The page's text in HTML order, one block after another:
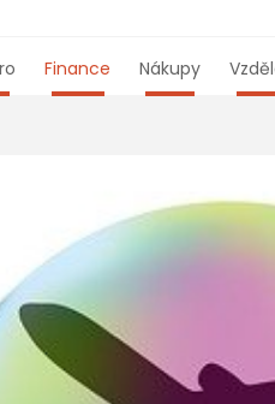
Finance Nákupy